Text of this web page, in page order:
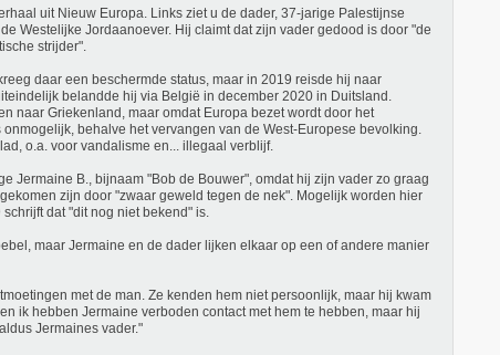
uit Nieuw Europa. Links ziet u de dader, 37-jarige Palestijnse
Westelijke Jordaanoever. Hij claimt dat zijn vader gedood is door "de
strijder".
daar een beschermde status, maar in 2019 reisde hij naar
belandde hij via België in december 2020 in Duitsland.
naar Griekenland, maar omdat Europa bezet wordt door het
behalve het vervangen van de West-Europese bevolking.
o.a. voor vandalisme en... illegaal verblijf.
Jermaine B., bijnaam "Bob de Bouwer", omdat hij zijn vader zo graag
zijn door "zwaar geweld tegen de nek". Mogelijk worden hier
dat "dit nog niet bekend" is.
maar Jermaine en de dader lijken elkaar op een of andere manier
met de man. Ze kenden hem niet persoonlijk, maar hij kwam
ik hebben Jermaine verboden contact met hem te hebben, maar hij
Jermaines vader."